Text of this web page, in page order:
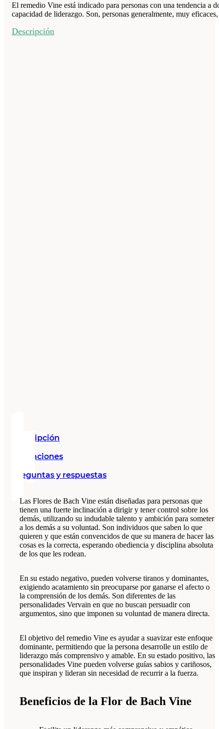
El remedio Vine está indicado para personas con una tendencia a
capacidad de liderazgo. Son, personas generalmente, muy
Descripción
Descripción
Valoraciones
Preguntas y respuestas
Las Flores de Bach Vine están diseñadas para personas que
tienen una fuerte inclinación a dirigir y tener control sobre los
demás, utilizando su indudable talento y ambición para someter
a los demás a su voluntad. Son individuos que saben lo que
quieren y que están convencidos de que su manera de hacer las
cosas es la correcta, esperando obediencia y disciplina absoluta
de los que les rodean.
En su estado negativo, pueden volverse tiranos y dominantes,
exigiendo acatamiento sin preocuparse por ganarse el afecto o
la comprensión de los demás. Son diferentes de las
personalidades Vervain en que no buscan persuadir con
argumentos, sino que imponen su voluntad de manera directa.
El objetivo del remedio Vine es ayudar a suavizar este enfoque
dominante, permitiendo que la persona desarrolle un estilo de
liderazgo más comprensivo y amable. En su estado positivo, las
personalidades Vine pueden volverse guías sabios y cariñosos,
que inspiran y lideran sin necesidad de recurrir a la fuerza.
Beneficios de la Flor de Bach Vine